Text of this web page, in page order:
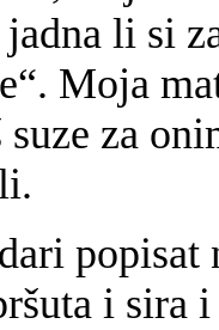
li si
Moja
za
i sira